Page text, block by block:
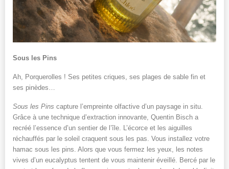
Sous les Pins
Ah, Porquerolles ! Ses petites criques, ses plages de sable fin et
ses pinèdes…
Sous les Pins capture l’empreinte olfactive d’un paysage in situ.
Grâce à une technique d’extraction innovante, Quentin Bisch a
recréé l’essence d’un sentier de l’île. L’écorce et les aiguilles
réchauffés par le soleil craquent sous les pas. Vous installez votre
hamac sous les pins. Alors que vous fermez les yeux, les notes
vives d’un eucalyptus tentent de vous maintenir éveillé. Bercé par le